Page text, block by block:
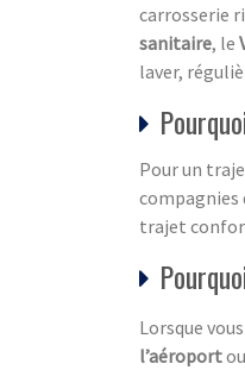
carrosserie
sanitaire, le
laver,
Pour un
compagnies
trajet
Lorsque
l’aéroport